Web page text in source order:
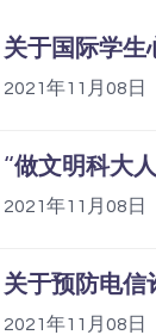
关于国际学生
2021年11月08日
“做文明科大
2021年11月08日
关于预防电信
2021年11月08日